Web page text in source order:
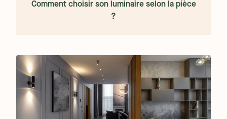
Comment choisir son luminaire selon la pièce
?